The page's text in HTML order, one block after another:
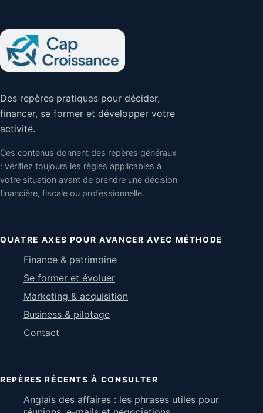
Des repères pratiques pour décider,
financer, se former et développer votre
activité.
Ces contenus donnent des repères généraux
: vérifiez toujours les règles applicables à
votre situation avant de prendre une décision
financière, fiscale ou professionnelle.
QUATRE AXES POUR AVANCER AVEC MÉTHODE
Finance & patrimoine
Se former et évoluer
Marketing & acquisition
Business & pilotage
Contact
REPÈRES RÉCENTS À CONSULTER
Anglais des affaires : les phrases utiles pour